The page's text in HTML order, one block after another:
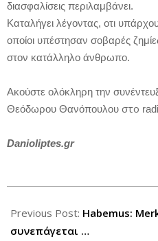
διασφαλίσεις περιλαμβάνει.
Καταλήγει λέγοντας, οτι
οποίοι υπέστησαν σοβαρές
στον κατάλληλο άνθρωπο.
Ακούστε ολόκληρη την
Θεόδωρου Θανόπουλου στο
Danioliptes.gr
09-
24
Previous Post: Habemus:
συνεπάγεται …